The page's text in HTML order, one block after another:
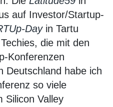
auf Investor/Startup-
Dayin Tartu
die mit den
Konferenzen
Deutschland habe ich
so viele
Silicon Valley